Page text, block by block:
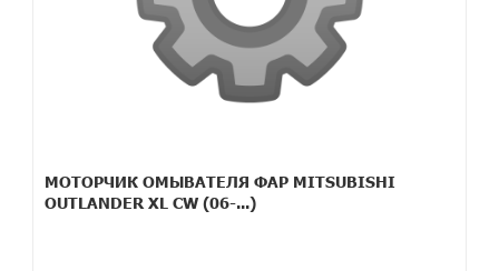
МОТОРЧИК ОМЫВАТЕЛЯ ФАР MITSUBISHI
OUTLANDER XL CW (06-...)